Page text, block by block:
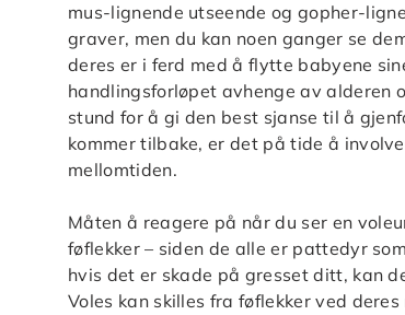
mus-lignende utseende og gopher-
graver, men du kan noen ganger se
deres er i ferd med å flytte babyene
handlingsforløpet avhenge av alderen
stund for å gi den best sjanse til å
kommer tilbake, er det på tide å
mellomtiden.
Måten å reagere på når du ser en
føflekker – siden de alle er pattedyr
hvis det er skade på gresset ditt, kan
Voles kan skilles fra føflekker ved